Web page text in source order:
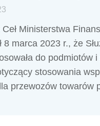
Ministerstwa
8 marca 2023 r., że
do podmiotów
stosowania
przewozów towarów